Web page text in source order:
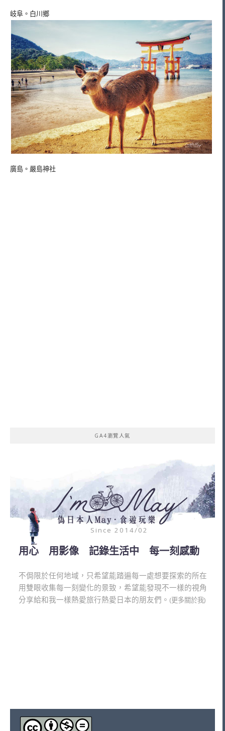
岐阜。白川鄉
廣島。嚴島神社
GA4瀏覽人氣
Since 2014/02
用心 用影像 記錄生活中 每一刻感動
不侷限於任何地域，只希望能踏遍每一處想要探索的所在
用雙眼收集每一刻變化的景致，希望能發現不一樣的視角
分享給和我一樣熱愛旅行熱愛日本的朋友們。 (更多關於我)